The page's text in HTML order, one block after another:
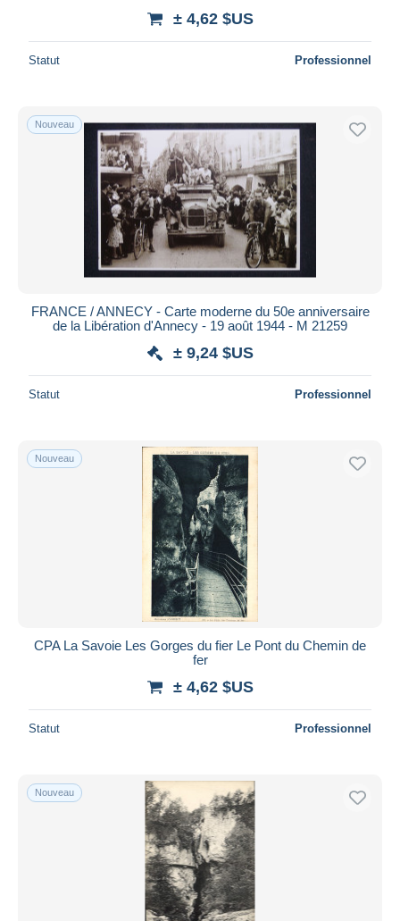
± 4,62 $US
Statut Professionnel
Nouveau
FRANCE / ANNECY - Carte moderne du 50e anniversaire
de la Libération d'Annecy - 19 août 1944 - M 21259
± 9,24 $US
Statut Professionnel
Nouveau
CPA La Savoie Les Gorges du fier Le Pont du Chemin de
fer
± 4,62 $US
Statut Professionnel
Nouveau